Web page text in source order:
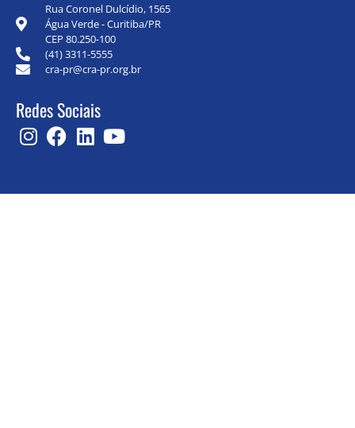
Rua Coronel Dulcídio, 1565
Água Verde - Curitiba/PR
CEP 80.250-100
(41) 3311-5555
cra-pr@cra-pr.org.br
Redes Sociais